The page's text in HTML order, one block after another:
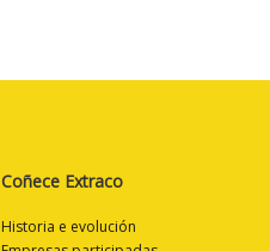
Coñece Extraco
Historia e evolución